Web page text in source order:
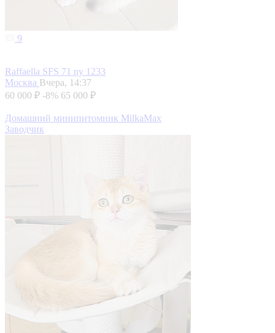
9
Raffaella SFS 71 ny 1233
Москва Вчера, 14:37
60 000 ₽ -8% 65 000 ₽
Домашний минипитомник MilkaMax
Заводчик